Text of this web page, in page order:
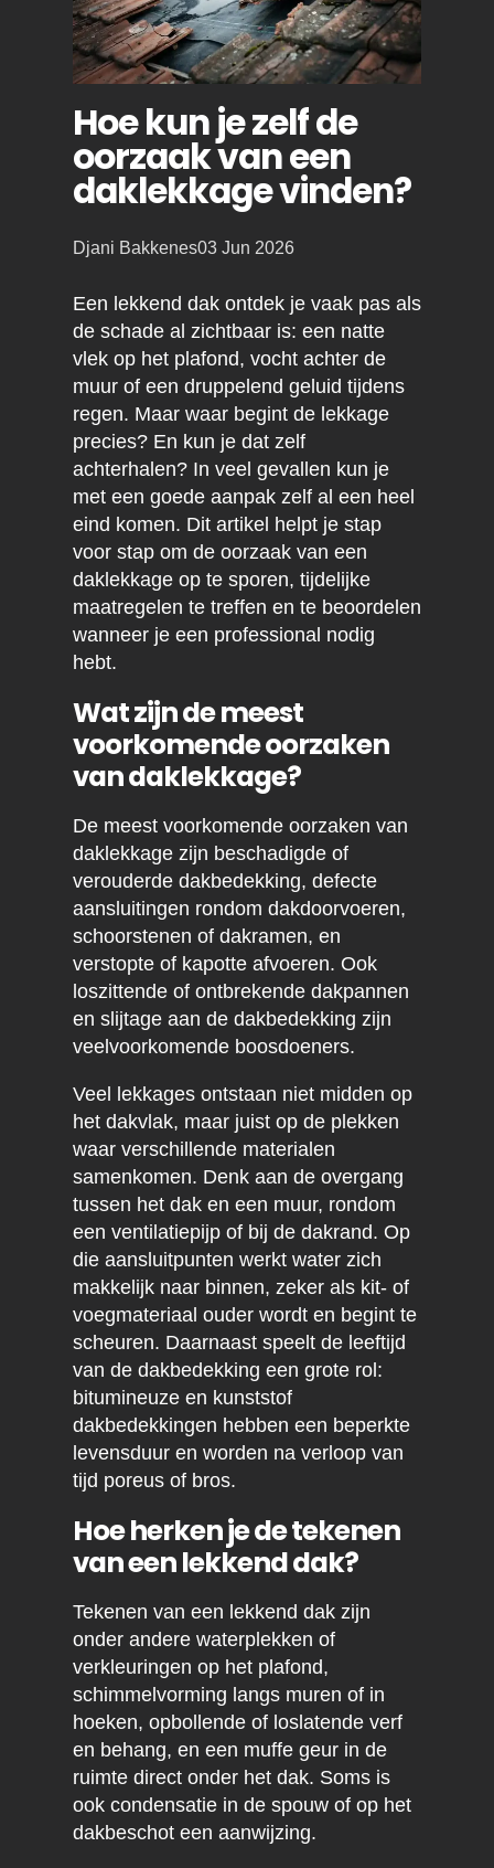
Hoe kun je zelf de
oorzaak van een
daklekkage vinden?
Posted
Djani Bakkenes03 Jun 2026
Een lekkend dak ontdek je vaak pas als
de schade al zichtbaar is: een natte
vlek op het plafond, vocht achter de
muur of een druppelend geluid tijdens
regen. Maar waar begint de lekkage
precies? En kun je dat zelf
achterhalen? In veel gevallen kun je
met een goede aanpak zelf al een heel
eind komen. Dit artikel helpt je stap
voor stap om de oorzaak van een
daklekkage op te sporen, tijdelijke
maatregelen te treffen en te beoordelen
wanneer je een professional nodig
hebt.
Wat zijn de meest
voorkomende oorzaken
van daklekkage?
De meest voorkomende oorzaken van
daklekkage zijn beschadigde of
verouderde dakbedekking, defecte
aansluitingen rondom dakdoorvoeren,
schoorstenen of dakramen, en
verstopte of kapotte afvoeren. Ook
loszittende of ontbrekende dakpannen
en slijtage aan de dakbedekking zijn
veelvoorkomende boosdoeners.
Veel lekkages ontstaan niet midden op
het dakvlak, maar juist op de plekken
waar verschillende materialen
samenkomen. Denk aan de overgang
tussen het dak en een muur, rondom
een ventilatiepijp of bij de dakrand. Op
die aansluitpunten werkt water zich
makkelijk naar binnen, zeker als kit- of
voegmateriaal ouder wordt en begint te
scheuren. Daarnaast speelt de leeftijd
van de dakbedekking een grote rol:
bitumineuze en kunststof
dakbedekkingen hebben een beperkte
levensduur en worden na verloop van
tijd poreus of bros.
Hoe herken je de tekenen
van een lekkend dak?
Tekenen van een lekkend dak zijn
onder andere waterplekken of
verkleuringen op het plafond,
schimmelvorming langs muren of in
hoeken, opbollende of loslatende verf
en behang, en een muffe geur in de
ruimte direct onder het dak. Soms is
ook condensatie in de spouw of op het
dakbeschot een aanwijzing.